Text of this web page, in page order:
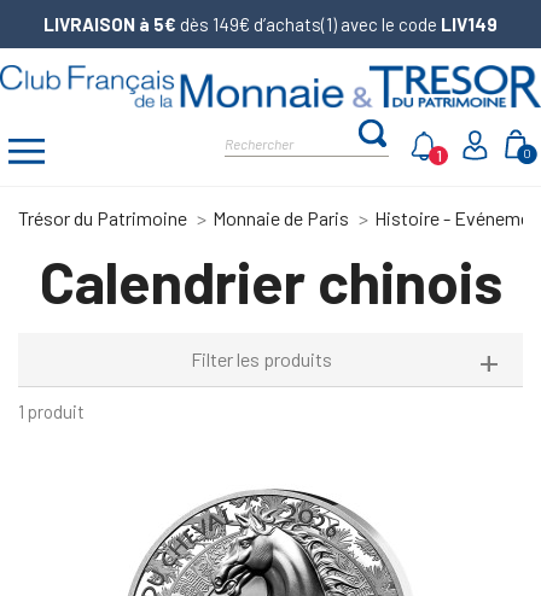
LIVRAISON à 5€ dès 149€ d’achats(1) avec le code LIV149
0
1
Trésor du Patrimoine Monnaie de Paris Histoire -
Calendrier chinois
Filter les produits
1 produit